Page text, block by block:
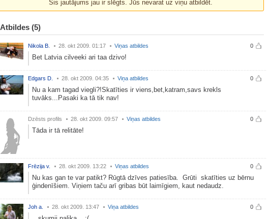
Šis jautājums jau ir slēgts. Jūs nevarat uz viņu atbildēt.
Atbildes (5)
0
Nikola B. 28. okt 2009. 01:17 Viņas atbildes
Bet Latvia cilveeki ari taa dzivo!
0
Edgars D. 28. okt 2009. 04:35 Viņa atbildes
Nu a kam tagad viegli?!Skatīties ir viens,bet,katram,savs krekls
tuvāks...Pasaki ka tā tik nav!
0
Dzēsts profils 28. okt 2009. 09:57 Viņas atbildes
Tāda ir tā relitāte!
0
Frēzija v. 28. okt 2009. 13:22 Viņas atbildes
Nu kas gan te var patikt? Rūgtā dzīves patiesība. Grūti skatīties uz bērnu
ģindenīšiem. Viņiem taču arī gribas būt laimīgiem, kaut nedaudz.
0
Joh a. 28. okt 2009. 13:47 Viņa atbildes